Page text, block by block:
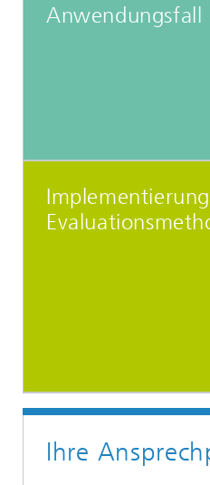
Anwendungsfall
Ihre